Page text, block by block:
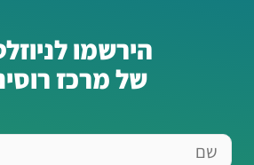
הירשמו
של מרכז
שם